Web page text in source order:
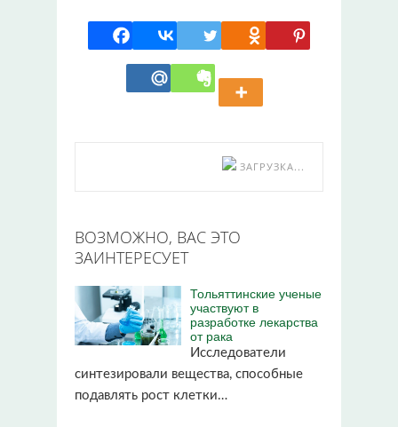
ЗАГРУЗКА...
ВОЗМОЖНО, ВАС ЭТО
ЗАИНТЕРЕСУЕТ
Тольяттинские ученые
участвуют в
разработке лекарства
от рака
Исследователи
синтезировали вещества, способные
подавлять рост клетки…